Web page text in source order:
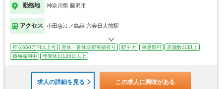
勤務地 神奈川県 藤沢市
アクセス 小田急江ノ島線 六会日大前駅
年収650万円以上可 産休・育休取得実績有り 駅チカ 車通勤可
店舗数30以上
積極採用中
年間休日120日以上
求人の詳細を見る この求人に興味がある